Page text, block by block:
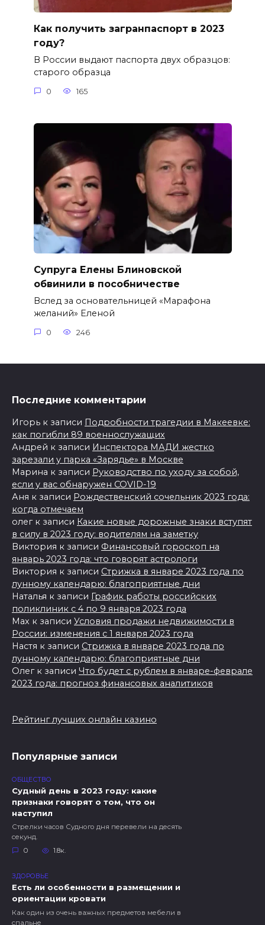
Как получить загранпаспорт в 2023
году?
В России выдают паспорта двух образцов:
старого образца
0 165
Супруга Елены Блиновской
обвинили в пособничестве
Вслед за основательницей «Марафона
желаний» Еленой
0 246
Последние комментарии
Игорь к записи Подробности трагедии в Макеевке:
как погибли 89 военнослужащих
Андрей к записи Инспектора МАДИ жестко
зарезали у парка «Зарядье» в Москве
Марина к записи Руководство по уходу за собой,
если у вас обнаружен COVID-19
Аня к записи Рождественский сочельник 2023 года:
когда отмечаем
олегк записи Какие новые дорожные знаки вступят
в силу в 2023 году: водителям на заметку
Виктория к записи Финансовый гороскоп на
январь 2023 года: что говорят астрологи
Виктория к записи Стрижка в январе 2023 года по
лунному календарю: благоприятные дни
Наталья к записи График работы российских
поликлиник с 4 по 9 января 2023 года
Max к записи Условия продажи недвижимости в
России: изменения с 1 января 2023 года
Настя к записи Стрижка в январе 2023 года по
лунному календарю: благоприятные дни
Олегк записи Что будет с рублем в январе-феврале
2023 года: прогноз финансовых аналитиков
Рейтинг лучших онлайн казино
Популярные записи
ОБЩЕСТВО
Судный день в 2023 году: какие
признаки говорят о том, что он
наступил
Стрелки часов Судного дня перевели на десять
секунд.
0
1.8к.
ЗДОРОВЬЕ
Есть ли особенности в размещении и
ориентации кровати
Как один из очень важных предметов мебели в
спальне